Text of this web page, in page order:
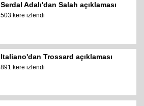
Serdal Adalı'dan Salah açıklaması
503 kere izlendi
Italiano'dan Trossard açıklaması
891 kere izlendi